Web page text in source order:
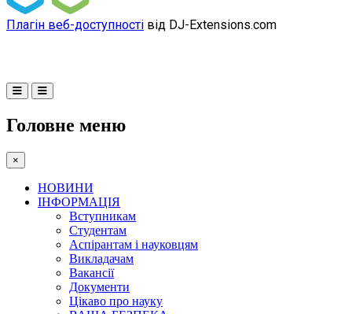
Плагін веб-доступності від DJ-Extensions.com
Головне меню
×
НОВИНИ
ІНФОРМАЦІЯ
Вступникам
Студентам
Аспірантам і науковцям
Викладачам
Вакансії
Документи
Цікаво про науку